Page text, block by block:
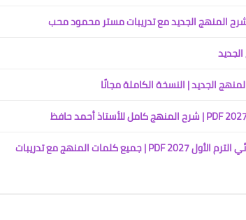
تحميل كراسة تسميع كلمات اللغة الإنجليزية للصف السادس الابتدائي الترم الأول 2027 PDF | جميع كلمات المنهج مع تدريبات